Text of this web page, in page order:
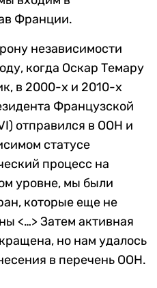
Франции.
независимости
когда Оскар Темару
в 2000-х и 2010-х
Французской
отправился в ООН и
статусе
процесс на
уровне, мы были
которые еще не
<…> Затем активная
но нам удалось
в перечень ООН.